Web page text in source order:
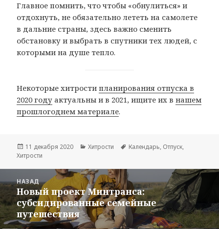
Главное помнить, что чтобы «обнулиться» и
отдохнуть, не обязательно лететь на самолете
в дальние страны, здесь важно сменить
обстановку и выбрать в спутники тех людей, с
которыми на душе тепло.
Некоторые хитростипланирования отпуска в
2020 году актуальны и в 2021, ищите их внашем
прошлогоднем материале.
Опубликовано
11 декабря 2020 Рубрики
Хитрости Метки
Календарь, Отпуск,
Хитрости
по
записям
НАЗАД
Предыдущая
запись:
Новый проект Минтранса:
субсидированные семейные
путешествия